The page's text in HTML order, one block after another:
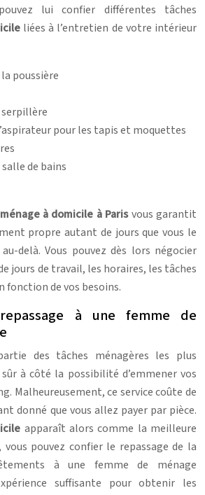
lui confier différentes tâches
liées à l’entretien de votre intérieur
poussière
serpillère
pour les tapis et moquettes
de bains
ménage à domicile à Parisvous garantit
propre autant de jours que vous le
delà. Vous pouvez dès lors négocier
jours de travail, les horaires, les tâches
de vos besoins.
à une femme de
des tâches ménagères les plus
à côté la possibilité d’emmener vos
Malheureusement, ce service coûte de
donné que vous allez payer par pièce.
apparaît alors comme la meilleure
pouvez confier le repassage de la
à une femme de ménage
suffisante pour obtenir les